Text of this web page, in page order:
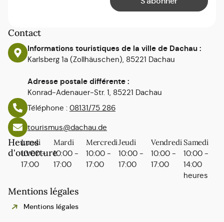
Contact
Informations touristiques de la ville de Dachau :
Karlsberg 1a (Zollhäuschen), 85221 Dachau
Adresse postale différente :
Konrad-Adenauer-Str. 1, 85221 Dachau
Téléphone : 08131/75 286
tourismus@dachau.de
Heures
d'ouverture
Lundi
10:00 -
17:00
Mardi
10:00 -
17:00
Mercredi
10:00 -
17:00
Jeudi
10:00 -
17:00
Vendredi
10:00 -
17:00
Samedi
10:00 -
14:00
heures
Mentions légales
Mentions légales